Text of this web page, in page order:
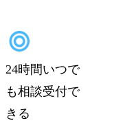
24時間いつで
も相談受付で
きる